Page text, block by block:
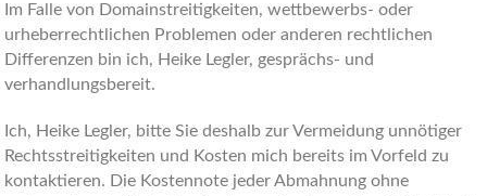
Im Falle von Domainstreitigkeiten, wettbewerbs- oder
urheberrechtlichen Problemen oder anderen rechtlichen
Differenzen bin ich, Heike Legler, gesprächs- und
verhandlungsbereit.
Ich, Heike Legler, bitte Sie deshalb zur Vermeidung unnötiger
Rechtsstreitigkeiten und Kosten mich bereits im Vorfeld zu
kontaktieren. Die Kostennote jeder Abmahnung ohne